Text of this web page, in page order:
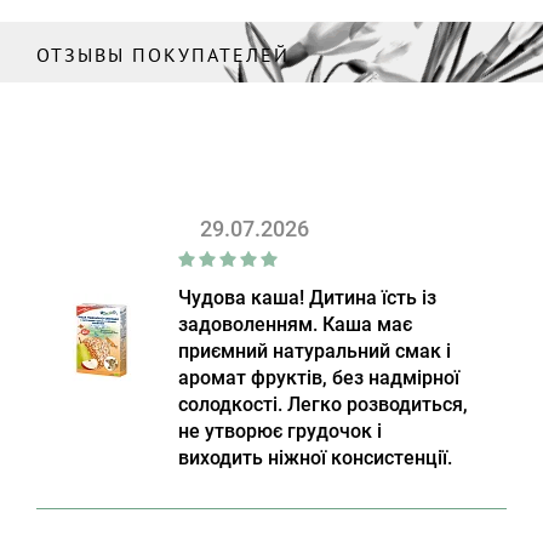
ОТЗЫВЫ ПОКУПАТЕЛЕЙ
29.07.2026
Чудова каша! Дитина їсть із
задоволенням. Каша має
приємний натуральний смак і
аромат фруктів, без надмірної
солодкості. Легко розводиться,
не утворює грудочок і
виходить ніжної консистенції.